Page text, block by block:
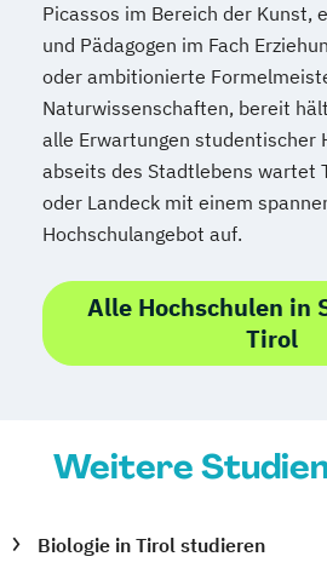
Technische Wissenschaften
Translationswissenschaft
Vergleichende
Wirtschaft
Gesundheits- und
Wirtschaftsinformatik
Wirtschaftswissenschaften
Zoologie Ökologie und
Picassos im Bereich der Kunst,
und Pädagogen im Fach
oder ambitionierte
Naturwissenschaften, bereit
alle Erwartungen studentischer
abseits des Stadtlebens wartet
oder Landeck mit einem
Hochschulangebot auf.
Alle Hochschulen in
Tirol
Weitere
Biologie in Tirol studieren